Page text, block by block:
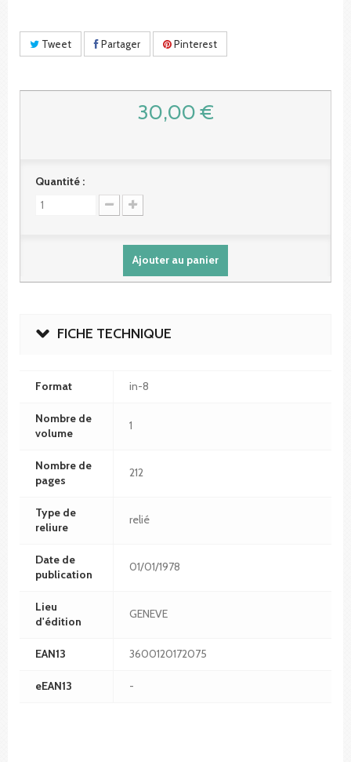
Tweet Partager Pinterest
30,00 €
Quantité :
Ajouter au panier
FICHE TECHNIQUE
Format in-8
Nombre de
volume
1
Nombre de
pages
212
Type de
reliure
relié
Date de
publication
01/01/1978
Lieu
d'édition
GENEVE
EAN13 3600120172075
eEAN13 -